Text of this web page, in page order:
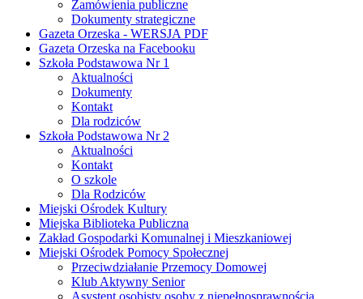
Zamówienia publiczne
Dokumenty strategiczne
Gazeta Orzeska - WERSJA PDF
Gazeta Orzeska na Facebooku
Szkoła Podstawowa Nr 1
Aktualności
Dokumenty
Kontakt
Dla rodziców
Szkoła Podstawowa Nr 2
Aktualności
Kontakt
O szkole
Dla Rodziców
Miejski Ośrodek Kultury
Miejska Biblioteka Publiczna
Zakład Gospodarki Komunalnej i Mieszkaniowej
Miejski Ośrodek Pomocy Społecznej
Przeciwdziałanie Przemocy Domowej
Klub Aktywny Senior
Asystent osobisty osoby z niepełnosprawnością